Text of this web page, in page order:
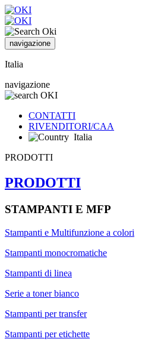
navigazione
Italia
navigazione
CONTATTI
RIVENDITORI/CAA
Italia
PRODOTTI
PRODOTTI
STAMPANTI E MFP
Stampanti e Multifunzione a colori
Stampanti monocromatiche
Stampanti di linea
Serie a toner bianco
Stampanti per transfer
Stampanti per etichette